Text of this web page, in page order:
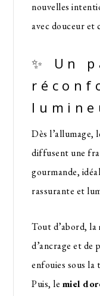
nouvelles
avec douceur et
✨ Un
Dès l’allumage,
diffusent une
gourmande,
rassurante et
Tout d’abord, la
d’ancrage et de
enfouies sous la
Puis, le miel